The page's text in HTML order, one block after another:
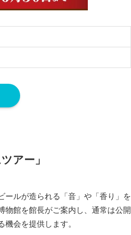
アー」
ールが造られる「音」や「香り」を
物館を館長がご案内し、通常は公開
会を提供します。